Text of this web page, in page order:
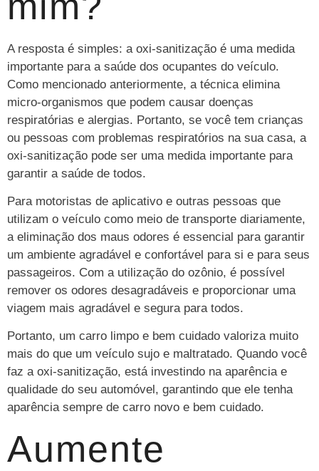
A resposta é simples: a oxi-sanitização é uma medida
importante para a saúde dos ocupantes do veículo.
Como mencionado anteriormente, a técnica elimina
micro-organismos que podem causar doenças
respiratórias e alergias. Portanto, se você tem crianças
ou pessoas com problemas respiratórios na sua casa, a
oxi-sanitização pode ser uma medida importante para
garantir a saúde de todos.
Para motoristas de aplicativo e outras pessoas que
utilizam o veículo como meio de transporte diariamente,
a eliminação dos maus odores é essencial para garantir
um ambiente agradável e confortável para si e para seus
passageiros. Com a utilização do ozônio, é possível
remover os odores desagradáveis e proporcionar uma
viagem mais agradável e segura para todos.
Portanto, um carro limpo e bem cuidado valoriza muito
mais do que um veículo sujo e maltratado. Quando você
faz a oxi-sanitização, está investindo na aparência e
qualidade do seu automóvel, garantindo que ele tenha
aparência sempre de carro novo e bem cuidado.
Aumente